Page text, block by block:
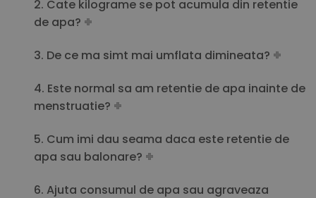
2. Cate kilograme se pot acumula din retentie
de apa?
3. De ce ma simt mai umflata dimineata?
4. Este normal sa am retentie de apa inainte de
menstruatie?
5. Cum imi dau seama daca este retentie de
apa sau balonare?
6. Ajuta consumul de apa sau agraveaza